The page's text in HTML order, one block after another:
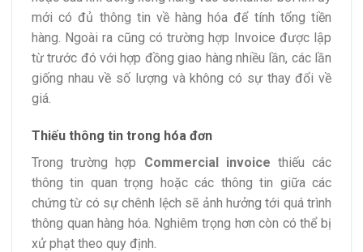
mới có đủ thông tin về hàng hóa để tính tổng tiền
hàng. Ngoài ra cũng có trường hợp Invoice được lập
từ trước đó với hợp đồng giao hàng nhiều lần, các lần
giống nhau về số lượng và không có sự thay đổi về
giá.
Thiếu thông tin trong hóa đơn
Trong trường hợp Commercial invoice thiếu các
thông tin quan trọng hoặc các thông tin giữa các
chứng từ có sự chênh lệch sẽ ảnh hưởng tới quá trình
thông quan hàng hóa. Nghiêm trọng hơn còn có thể bị
xử phạt theo quy định.